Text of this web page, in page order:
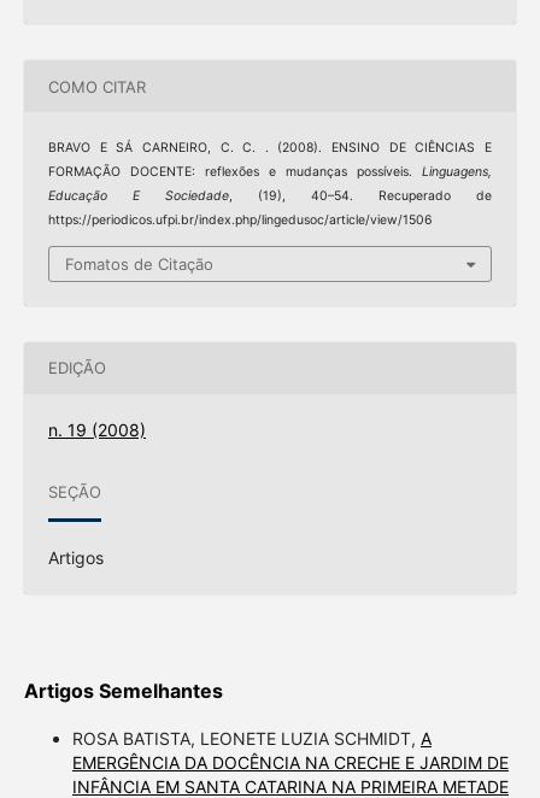
COMO CITAR
BRAVO E SÁ CARNEIRO, C. C. . (2008). ENSINO DE CIÊNCIAS E
FORMAÇÃO DOCENTE: reflexões e mudanças possíveis.Linguagens,
Educação E Sociedade, (19), 40–54. Recuperado de
https://periodicos.ufpi.br/index.php/lingedusoc/article/view/1506
Fomatos de Citação
EDIÇÃO
n. 19 (2008)
SEÇÃO
Artigos
Artigos Semelhantes
ROSA BATISTA, LEONETE LUZIA SCHMIDT, A
EMERGÊNCIA DA DOCÊNCIA NA CRECHE E JARDIM DE
INFÂNCIA EM SANTA CATARINA NA PRIMEIRA METADE